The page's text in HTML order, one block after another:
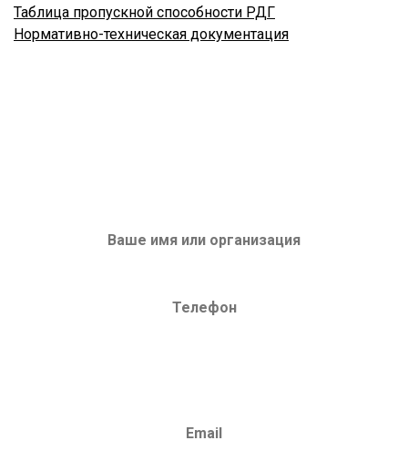
Таблица пропускной способности РДГ
Нормативно-техническая документация